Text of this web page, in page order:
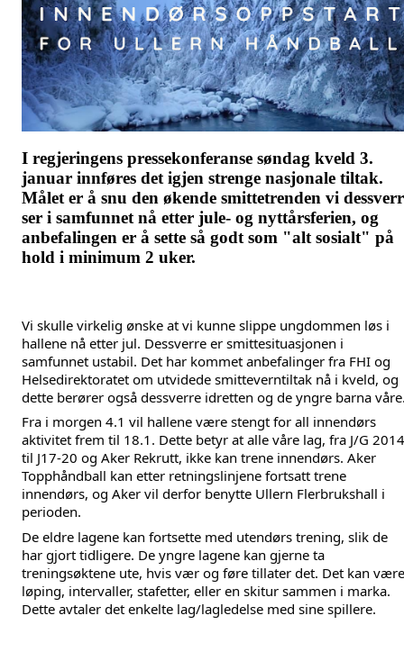
I regjeringens pressekonferanse søndag kveld 3.
januar innføres det igjen strenge nasjonale tiltak.
Målet er å snu den økende smittetrenden vi
ser i samfunnet nå etter jule- og nyttårsferien, og
anbefalingen er å sette så godt som "alt sosialt" på
hold i minimum 2 uker.
Vi skulle virkelig ønske at vi kunne slippe ungdommen løs i
hallene nå etter jul. Dessverre er smittesituasjonen i
samfunnet ustabil. Det har kommet anbefalinger fra FHI og
Helsedirektoratet om utvidede smitteverntiltak nå i kveld, og
dette berører også dessverre idretten og de yngre barna
Fra i morgen 4.1 vil hallene være stengt for all innendørs
aktivitet frem til 18.1. Dette betyr at alle våre lag, fra J/G 2014
til J17-20 og Aker Rekrutt, ikke kan trene innendørs. Aker
Topphåndball kan etter retningslinjene fortsatt trene
innendørs, og Aker vil derfor benytte Ullern Flerbrukshall i
perioden.
De eldre lagene kan fortsette med utendørs trening, slik de
har gjort tidligere. De yngre lagene kan gjerne ta
treningsøktene ute, hvis vær og føre tillater det. Det kan være
løping, intervaller, stafetter, eller en skitur sammen i marka.
Dette avtaler det enkelte lag/lagledelse med sine spillere.